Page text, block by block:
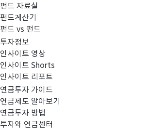
펀드 자료실
펀드계산기
펀드 vs 펀드
투자정보
인사이트 영상
인사이트 Shorts
인사이트 리포트
연금투자 가이드
연금제도 알아보기
연금투자 방법
투자와 연금센터
PICK 인사이트 (0)
경영공시 (0)